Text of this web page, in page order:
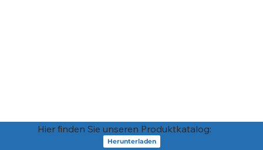
Hier finden Sie unseren Produktkatalog:
Herunterladen